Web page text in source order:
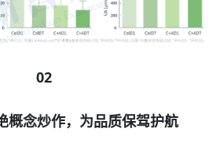
02
概念炒作，为品质保驾护航